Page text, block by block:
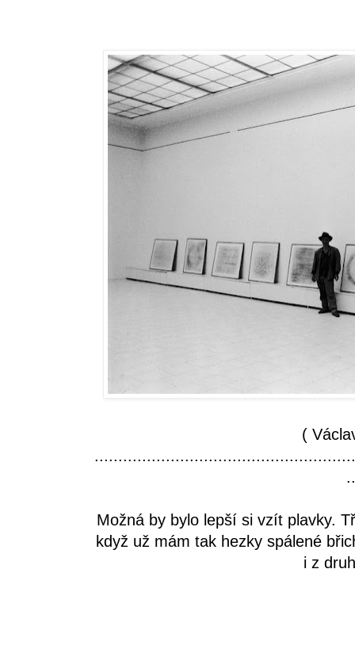
(
Možná by bylo lepší si vzít plavky.
když už mám tak hezky spálené
i z